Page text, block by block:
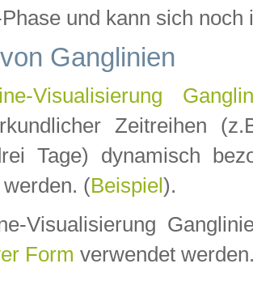
und kann sich noch
Ganglinien
Visualisierung
Zeitreihen
Tage) dynamisch
(Beispiel ).
Visualisierung
Form verwendet